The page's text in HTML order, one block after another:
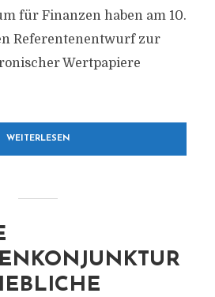
für Finanzen haben am 10.
Referentenentwurf zur
Wertpapiere
WEITERLESEN